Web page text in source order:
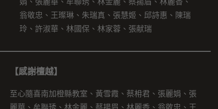
娟、張麗華、牟聯琇、林金麗、蔡揚眉、林麗香、
翁敬忠、王璨琳、朱瑞真、張慧姬、邱詩惠、陳瑞
玲、許淑華、林國保、林家蓉、張献瑞
【感謝檀越】
至心隨喜南加橙縣教室、黃雪霞、蔡枏君、張麗娟、張
麗華、牟聯琇、林金麗、蔡揚眉、林麗香、翁敬忠、王